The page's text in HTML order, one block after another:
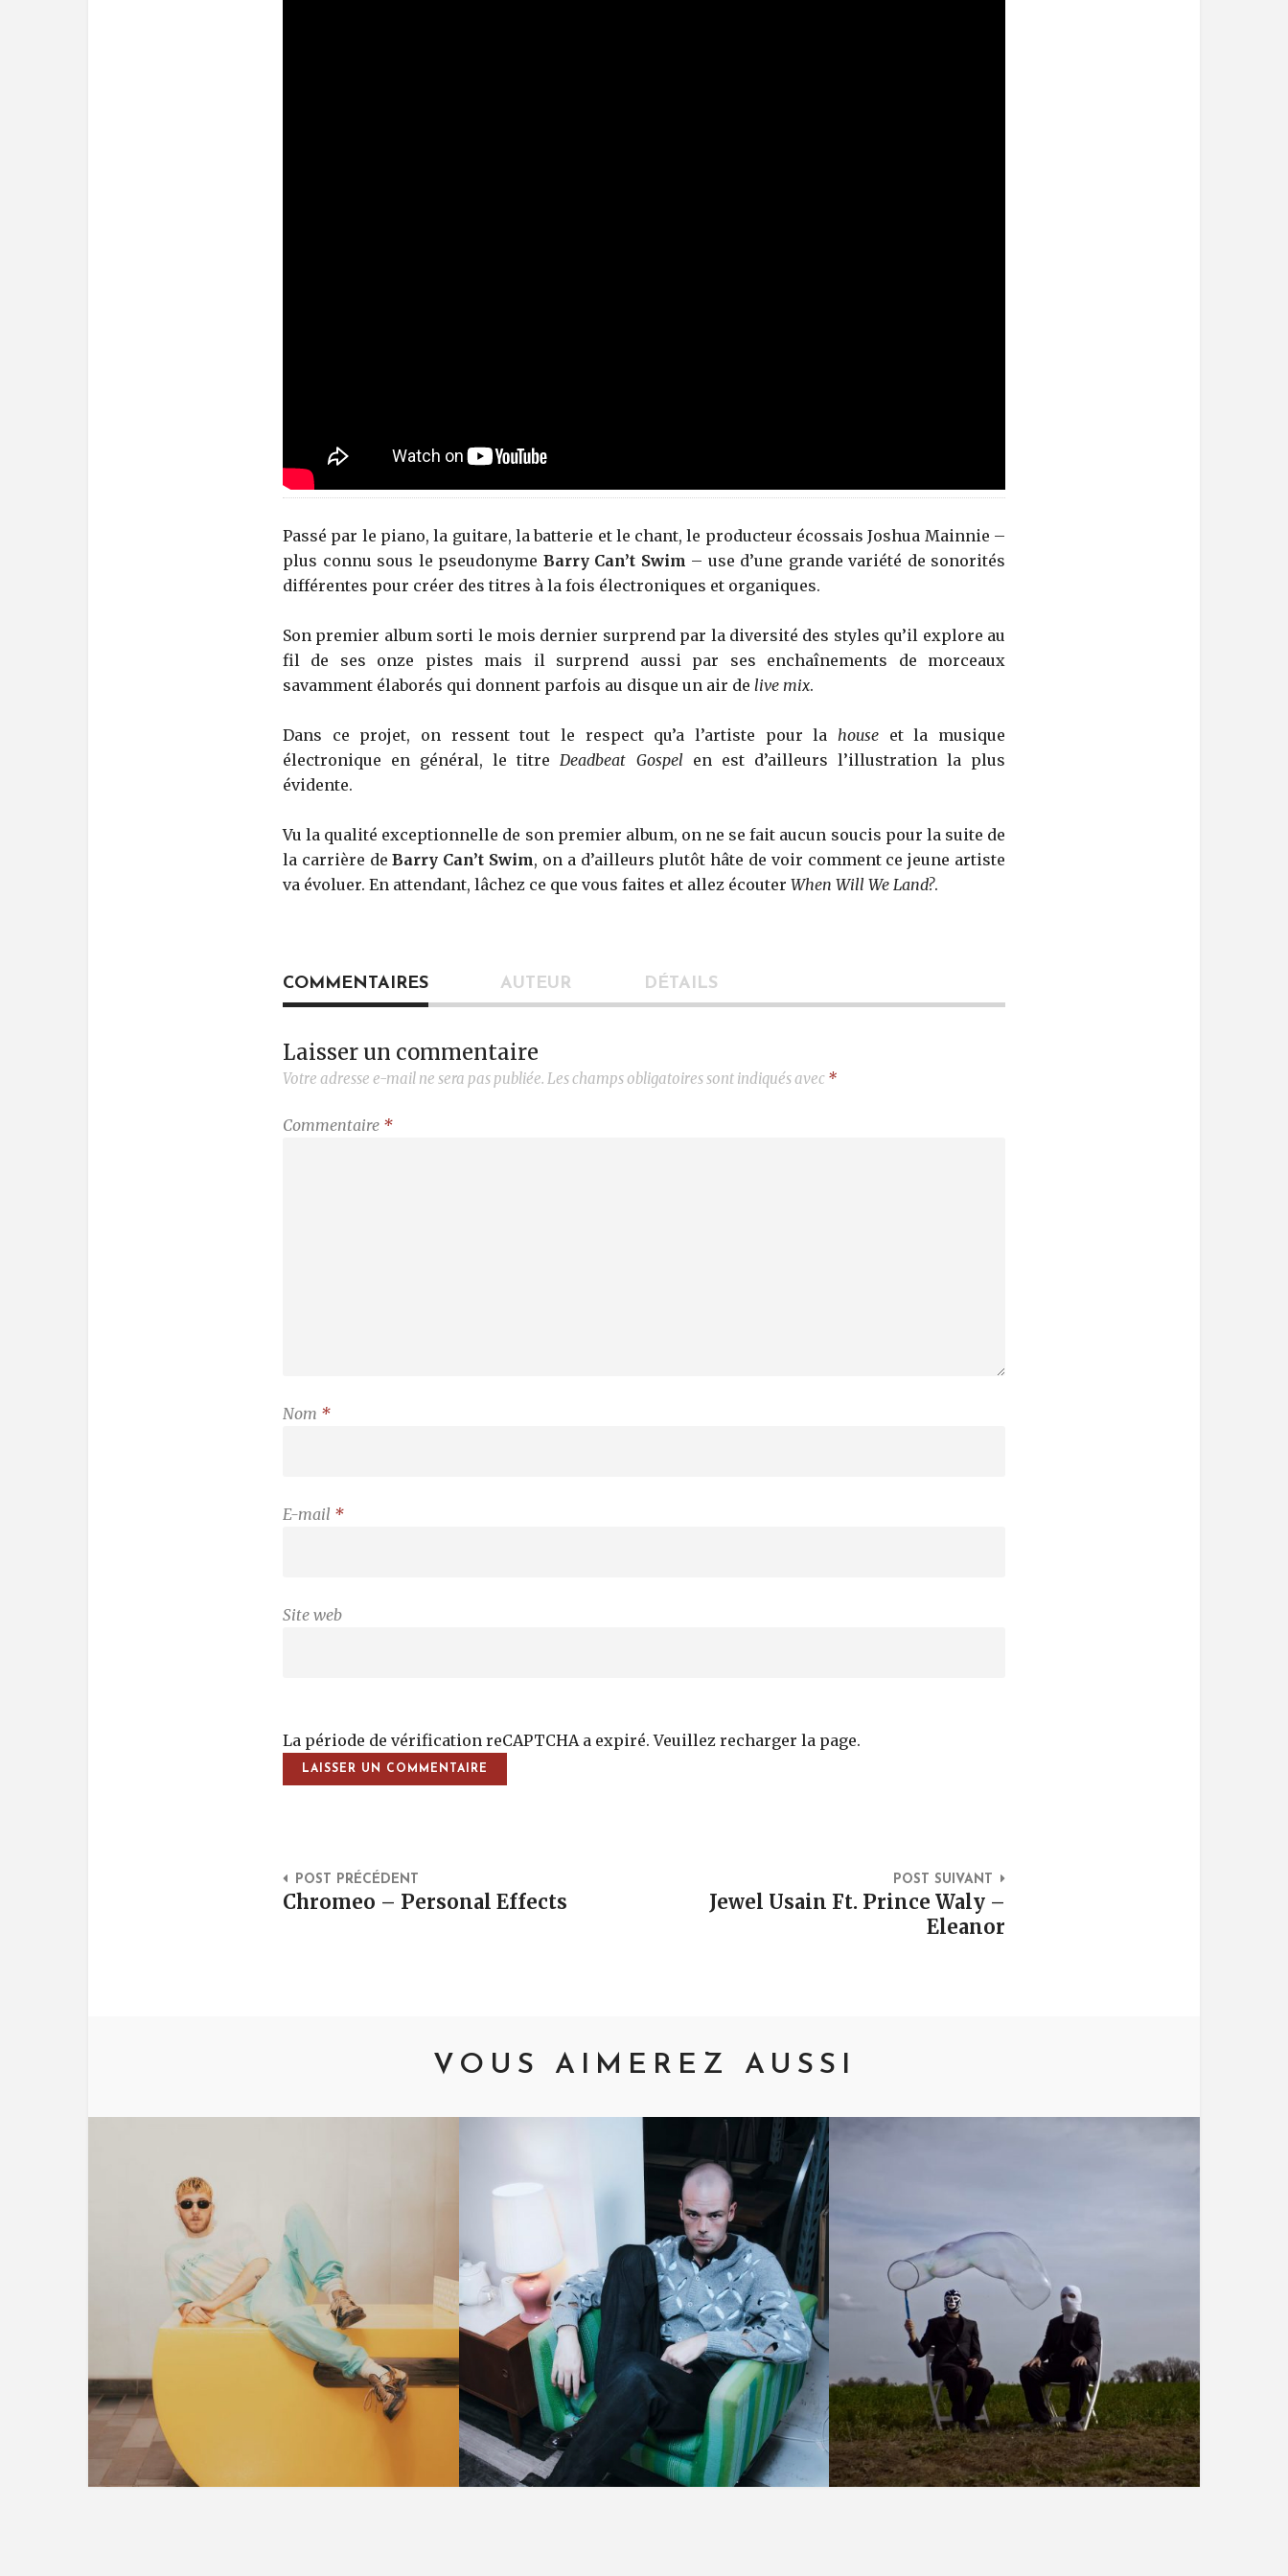
Passé par le piano, la guitare, la batterie et le chant, le producteur écossais Joshua Mainnie –
plus connu sous le pseudonyme Barry Can’t Swim – use d’une grande variété de sonorités
différentes pour créer des titres à la fois électroniques et organiques.
Son premier album sorti le mois dernier surprend par la diversité des styles qu’il explore au
fil de ses onze pistes mais il surprend aussi par ses enchaînements de morceaux
savamment élaborés qui donnent parfois au disque un air de live mix.
Dans ce projet, on ressent tout le respect qu’a l’artiste pour la house et la musique
électronique en général, le titreDeadbeat Gospel en est d’ailleurs l’illustration la plus
évidente.
Vu la qualité exceptionnelle de son premier album, on ne se fait aucun soucis pour la suite de
la carrière deBarry Can’t Swim, on a d’ailleurs plutôt hâte de voir comment ce jeune artiste
va évoluer. En attendant, lâchez ce que vous faites et allez écouter When Will We Land?.
COMMENTAIRES AUTEUR DÉTAILS
Laisser un commentaire
Votre adresse e-mail ne sera pas publiée. Les champs obligatoires sont indiqués avec *
Commentaire *
Nom *
E-mail *
Site web
La période de vérification reCAPTCHA a expiré. Veuillez recharger la page.
Post Navigation
POST PRÉCÉDENT
Chromeo – Personal Effects
POST SUIVANT
Jewel Usain Ft. Prince Waly –
Eleanor
VOUS AIMEREZ AUSSI